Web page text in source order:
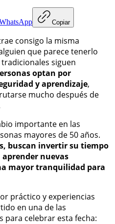
Copiar
consigo la misma
que parece tenerlo
siguen
optan por
y aprendizaje,
mucho después de
importante en las
mayores de 50 años.
buscan invertir su tiempo
nuevas
mayor tranquilidad para
práctico y experiencias
en una de las
para celebrar esta fecha: